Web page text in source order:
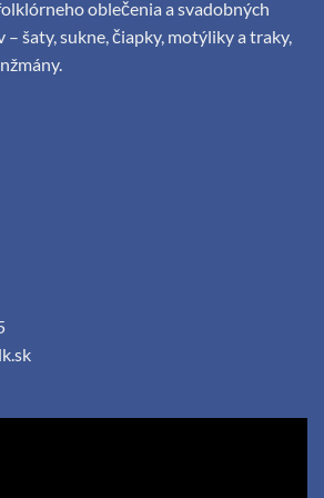
oblečenia a svadobných
šaty, sukne, čiapky, motýliky a traky,